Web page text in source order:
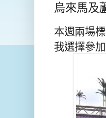
烏來馬及
本週兩場
我選擇參